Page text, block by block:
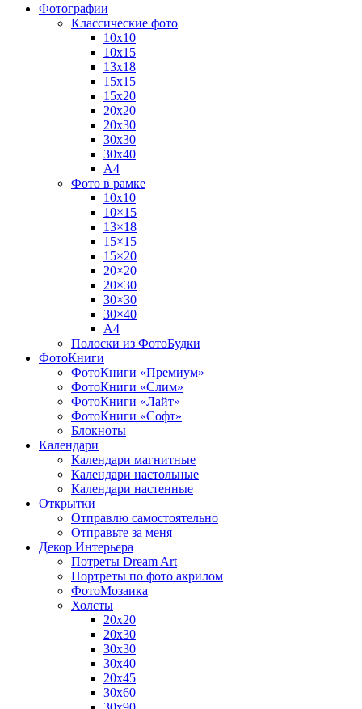
Фотографии
Классические фото
10х10
10х15
13х18
15х15
15х20
20х20
20х30
30х30
30х40
А4
Фото в рамке
10х10
10×15
13×18
15×15
15×20
20×20
20×30
30×30
30×40
A4
Полоски из ФотоБудки
ФотоКниги
ФотоКниги «Премиум»
ФотоКниги «Слим»
ФотоКниги «Лайт»
ФотоКниги «Софт»
Блокноты
Календари
Календари магнитные
Календари настольные
Календари настенные
Открытки
Отправлю самостоятельно
Отправьте за меня
Декор Интерьера
Потреты Dream Art
Портреты по фото акрилом
ФотоМозаика
Холсты
20х20
20х30
30х30
30х40
20х45
30х60